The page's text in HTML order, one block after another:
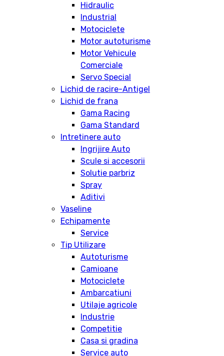
Hidraulic
Industrial
Motociclete
Motor autoturisme
Motor Vehicule
Comerciale
Servo Special
Lichid de racire-Antigel
Lichid de frana
Gama Racing
Gama Standard
Intretinere auto
Ingrijire Auto
Scule si accesorii
Solutie parbriz
Spray
Aditivi
Vaseline
Echipamente
Service
Tip Utilizare
Autoturisme
Camioane
Motociclete
Ambarcatiuni
Utilaje agricole
Industrie
Competitie
Casa si gradina
Service auto